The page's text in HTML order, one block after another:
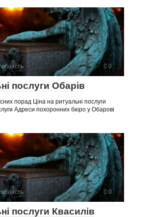
область 0
послуги Обарів
порад Ціна на ритуальні послуги
Адреси похоронних бюро у Обарові
область 0
послуги Квасилів